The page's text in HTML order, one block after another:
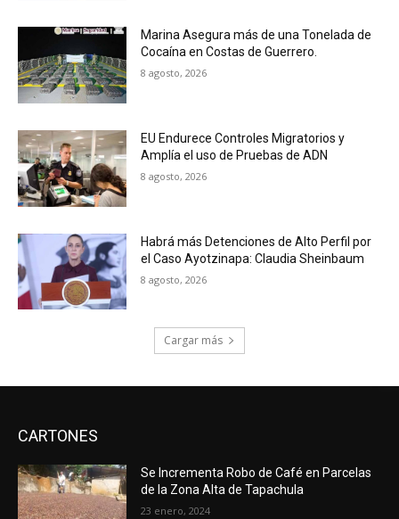
Marina Asegura más de una Tonelada de
Cocaína en Costas de Guerrero.
8 agosto, 2026
EU Endurece Controles Migratorios y
Amplía el uso de Pruebas de ADN
8 agosto, 2026
Habrá más Detenciones de Alto Perfil por
el Caso Ayotzinapa: Claudia Sheinbaum
8 agosto, 2026
Cargar más
CARTONES
Se Incrementa Robo de Café en Parcelas
de la Zona Alta de Tapachula
23 enero, 2024